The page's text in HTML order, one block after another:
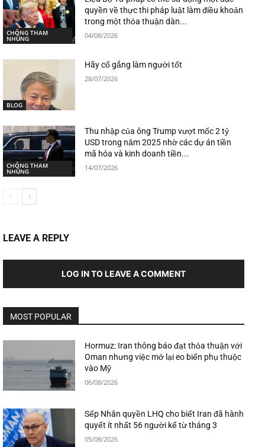
CHỐNG THAM
NHŨNG
quyền về thực thi pháp luật làm điều khoản
trong một thỏa thuận dàn...
04/08/2026
BLOG
Hãy cố gắng làm người tốt
28/07/2026
CHỐNG THAM
NHŨNG
Thu nhập của ông Trump vượt mốc 2 tỷ
USD trong năm 2025 nhờ các dự án tiền
mã hóa và kinh doanh tiền...
14/07/2026
LEAVE A REPLY
LOG IN TO LEAVE A COMMENT
MOST POPULAR
Hormuz: Iran thông báo đạt thỏa thuận với
Oman nhưng việc mở lại eo biển phụ thuộc
vào Mỹ
06/08/2026
Sếp Nhân quyền LHQ cho biết Iran đã hành
quyết ít nhất 56 người kể từ tháng 3
05/08/2026